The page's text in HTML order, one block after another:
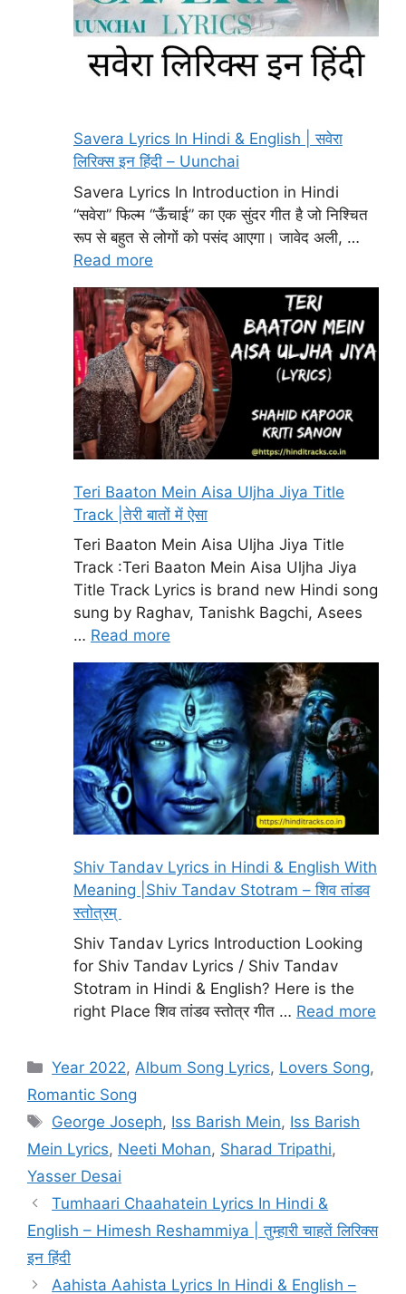
Savera Lyrics In Hindi & English | सवेरा
लिरिक्स इन हिंदी – Uunchai
Savera Lyrics In Introduction in Hindi
“सवेरा” फिल्म “ऊँचाई” का एक सुंदर गीत है जो निश्चित
रूप से बहुत से लोगों को पसंद आएगा। जावेद अली, …
Read more
Teri Baaton Mein Aisa Uljha Jiya Title
Track |तेरी बातों में ऐसा
Teri Baaton Mein Aisa Uljha Jiya Title
Track :Teri Baaton Mein Aisa Uljha Jiya
Title Track Lyrics is brand new Hindi song
sung by Raghav, Tanishk Bagchi, Asees
… Read more
Shiv Tandav Lyrics in Hindi & English With
Meaning |Shiv Tandav Stotram – शिव तांडव
स्तोत्रम्
Shiv Tandav Lyrics Introduction Looking
for Shiv Tandav Lyrics / Shiv Tandav
Stotram in Hindi & English? Here is the
right Place शिव तांडव स्तोत्र गीत … Read more
Categories
Year 2022, Album Song Lyrics, Lovers Song,
Romantic Song
Tags
George Joseph, Iss Barish Mein, Iss Barish
Mein Lyrics, Neeti Mohan, Sharad Tripathi,
Yasser Desai
Tumhaari Chaahatein Lyrics In Hindi &
English – Himesh Reshammiya | तुम्हारी चाहतें लिरिक्स
इन हिंदी
Aahista Aahista Lyrics In Hindi & English –